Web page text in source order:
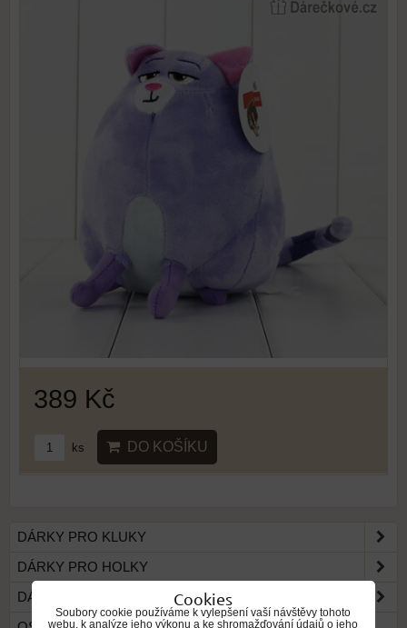
389 Kč
ks DO KOŠÍKU
DÁRKY PRO KLUKY
DÁRKY PRO HOLKY
DÁRKY NEJMENŠÍM Cookies
Soubory cookie používáme k vylepšení vaší návštěvy tohoto
webu, k analýze jeho výkonu a ke shromažďování údajů o jeho